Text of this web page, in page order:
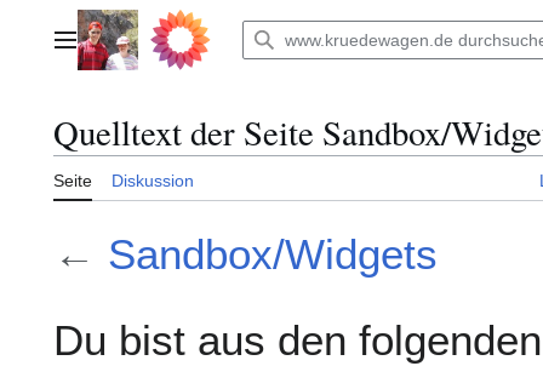
springenHauptmenü
Quelltext der Seite Sandbox/
Seite Diskussion
← Sandbox/Widgets
Du bist aus den